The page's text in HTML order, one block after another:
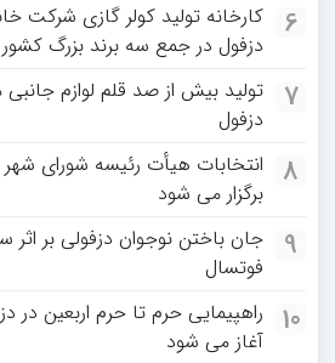
6
کارخانه تولید کولر گازی شرکت
دزفول در جمع سه برند بزرگ کشور
7
تولید بیش از صد قلم لوازم جانبی
دزفول
8
انتخابات هیأت رئیسه شورای شهر
برگزار می شود
9
جان باختن نوجوان دزفولی بر اثر
فوتسال
10
آغاز می شود